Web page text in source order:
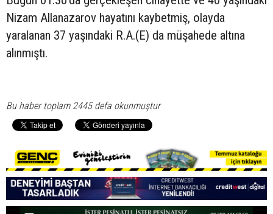
Nizam Allanazarov hayatını kaybetmiş, olayda
yaralanan 37 yaşındaki R.A.(E) da müşahede altına
alınmıştı.
Bu haber toplam 2445 defa okunmuştur